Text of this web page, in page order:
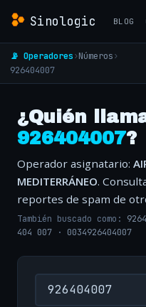
Sinologic BLOG
📡 Operadores›Números›
926404007
¿Quién
926404007?
Operador asignatario:
MEDITERRÁNEO.
reportes de spam de
También buscado como:
404 007 · 0034926404007